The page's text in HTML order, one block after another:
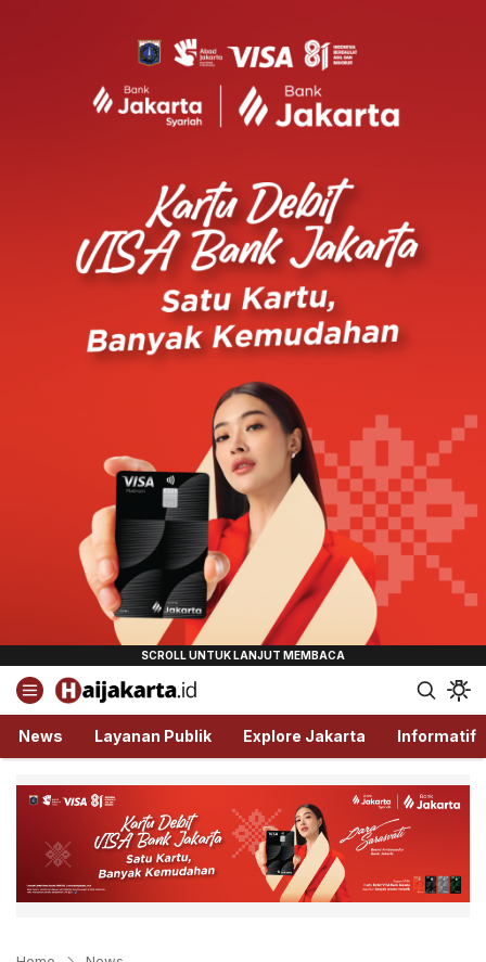
Haijakarta.id
Semua Tentang Jakarta Ada Disini!
News Layanan Publik Explore Jakarta Informatif